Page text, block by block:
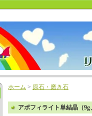
ホーム > 原石・磨き石
アポフィライト単結晶（